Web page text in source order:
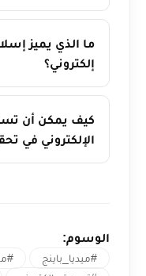
ما الذي يميز
إلكتروني؟
كيف يمكن أن
الإلكتروني في
الوسوم:
#ميديا_باينج